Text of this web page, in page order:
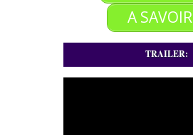
A SAVOIR
TRAILER: